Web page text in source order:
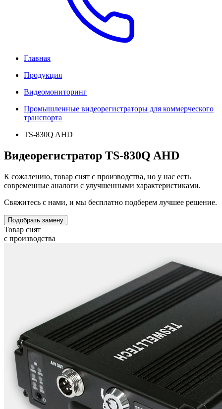
Главная
Продукция
Видеомониторинг
Промышленные видеорегистраторы для коммерческого
транспорта
TS-830Q AHD
Видеорегистратор TS-830Q AHD
К сожалению, товар снят с производства, но у нас есть
современные аналоги с улучшенными характеристиками.
Свяжитесь с нами, и мы бесплатно подберем лучшее решение.
Подобрать замену
Товар снят
с производства